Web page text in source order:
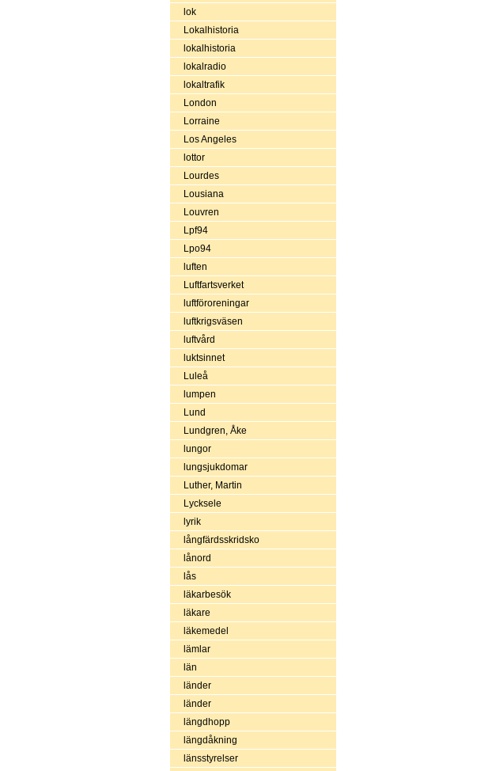
lok
Lokalhistoria
lokalhistoria
lokalradio
lokaltrafik
London
Lorraine
Los Angeles
lottor
Lourdes
Lousiana
Louvren
Lpf94
Lpo94
luften
Luftfartsverket
luftföroreningar
luftkrigsväsen
luftvård
luktsinnet
Luleå
lumpen
Lund
Lundgren, Åke
lungor
lungsjukdomar
Luther, Martin
Lycksele
lyrik
långfärdsskridsko
lånord
lås
läkarbesök
läkare
läkemedel
lämlar
län
länder
länder
längdhopp
längdåkning
länsstyrelser